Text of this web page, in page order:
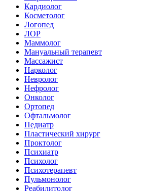
Кардиолог
Косметолог
Логопед
ЛОР
Маммолог
Мануальный терапевт
Массажист
Нарколог
Невролог
Нефролог
Онколог
Ортопед
Офтальмолог
Педиатр
Пластический хирург
Проктолог
Психиатр
Психолог
Психотерапевт
Пульмонолог
Реабилитолог